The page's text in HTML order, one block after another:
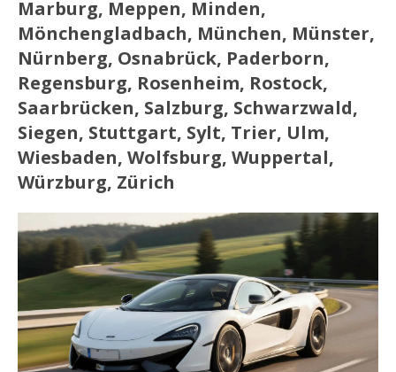
Marburg, Meppen, Minden,
Mönchengladbach, München, Münster,
Nürnberg, Osnabrück, Paderborn,
Regensburg, Rosenheim, Rostock,
Saarbrücken, Salzburg, Schwarzwald,
Siegen, Stuttgart, Sylt, Trier, Ulm,
Wiesbaden, Wolfsburg, Wuppertal,
Würzburg, Zürich